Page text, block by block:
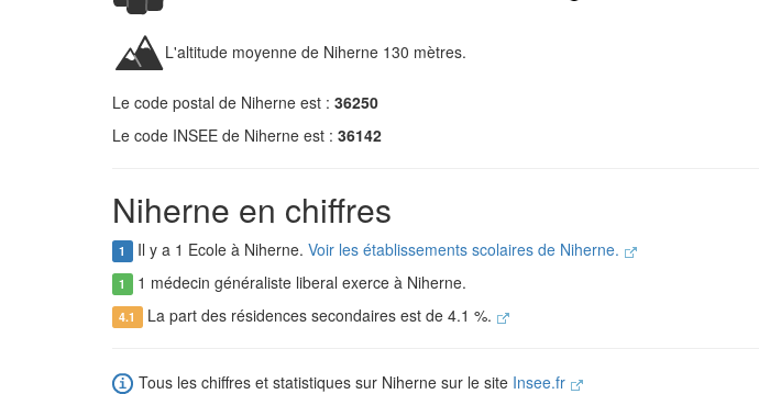
L'altitude moyenne de Niherne 130 mètres.
Le code postal de Niherne est : 36250
Le code INSEE de Niherne est : 36142
Niherne en chiffres
1 Il y a 1 Ecole à Niherne. Voir les établissements scolaires de Niherne.
1 1 médecin généraliste liberal exerce à Niherne.
4.1 La part des résidences secondaires est de 4.1 %.
Tous les chiffres et statistiques sur Niherne sur le site Insee.fr